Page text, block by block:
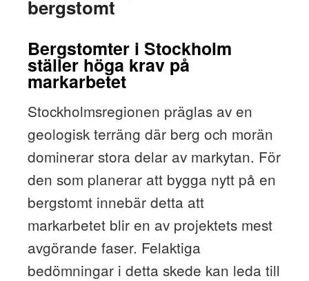
bergstomt
Bergstomter i Stockholm
ställer höga krav på
markarbetet
Stockholmsregionen präglas av en
geologisk terräng där berg och morän
dominerar stora delar av markytan. För
den som planerar att bygga nytt på en
bergstomt innebär detta att
markarbetet blir en av projektets mest
avgörande faser. Felaktiga
bedömningar i detta skede kan leda till